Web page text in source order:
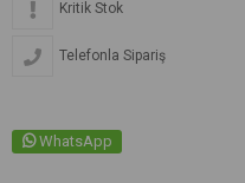
Kritik Stok
Telefonla Sipariş
WhatsApp